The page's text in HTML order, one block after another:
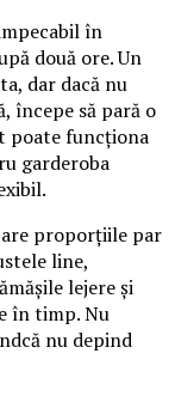
în
două ore. Un
dar dacă nu
începe să pară o
poate funcționa
garderoba
proporțiile par
line,
lejere și
în timp. Nu
nu depind